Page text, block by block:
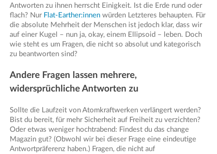
Antworten zu ihnen herrscht Einigkeit. Ist die Erde rund oder
flach? Nur Flat-Earther:innen würden Letzteres behaupten. Für
die absolute Mehrheit der Menschen ist jedoch klar, dass wir
auf einer Kugel – nun ja, okay, einem Ellipsoid – leben. Doch
wie steht es um Fragen, die nicht so absolut und kategorisch
zu beantworten sind?
Andere Fragen lassen mehrere,
widersprüchliche Antworten zu
Sollte die Laufzeit von Atomkraftwerken verlängert werden?
Bist du bereit, für mehr Sicherheit auf Freiheit zu verzichten?
Oder etwas weniger hochtrabend: Findest du das change
Magazin gut? (Obwohl wir bei dieser Frage eine eindeutige
Antwortpräferenz haben.) Fragen, die nicht auf